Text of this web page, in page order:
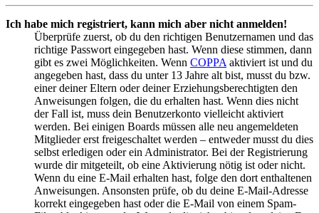
Ich habe mich registriert, kann mich aber nicht anmelden!
Überprüfe zuerst, ob du den richtigen Benutzernamen und das
richtige Passwort eingegeben hast. Wenn diese stimmen, dann
gibt es zwei Möglichkeiten. Wenn COPPA aktiviert ist und du
angegeben hast, dass du unter 13 Jahre alt bist, musst du bzw.
einer deiner Eltern oder deiner Erziehungsberechtigten den
Anweisungen folgen, die du erhalten hast. Wenn dies nicht
der Fall ist, muss dein Benutzerkonto vielleicht aktiviert
werden. Bei einigen Boards müssen alle neu angemeldeten
Mitglieder erst freigeschaltet werden – entweder musst du dies
selbst erledigen oder ein Administrator. Bei der Registrierung
wurde dir mitgeteilt, ob eine Aktivierung nötig ist oder nicht.
Wenn du eine E-Mail erhalten hast, folge den dort enthaltenen
Anweisungen. Ansonsten prüfe, ob du deine E-Mail-Adresse
korrekt eingegeben hast oder die E-Mail von einem Spam-